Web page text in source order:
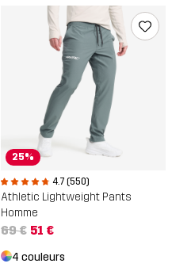
25%
4.7 (550)
Athletic Lightweight Pants
Homme
69 € 51 €
4 couleurs